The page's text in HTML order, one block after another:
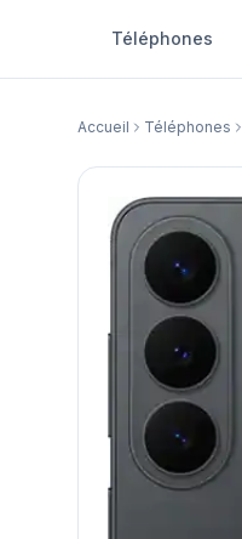
Téléphones
Accueil Téléphones